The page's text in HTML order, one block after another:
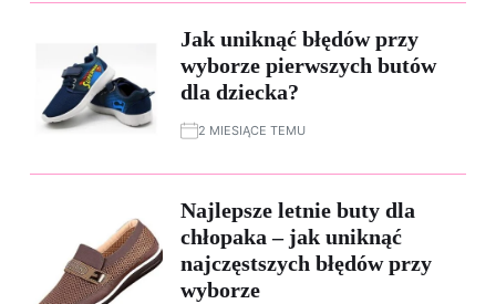
Jak uniknąć błędów przy
wyborze pierwszych butów
dla dziecka?
2 MIESIĄCE TEMU
Najlepsze letnie buty dla
chłopaka – jak uniknąć
najczęstszych błędów przy
wyborze